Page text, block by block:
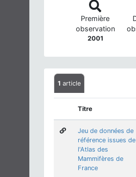
Première
observation
2001
1 article
Titre
Jeu de données de
référence issues de
l'Atlas des
Mammifères de
France